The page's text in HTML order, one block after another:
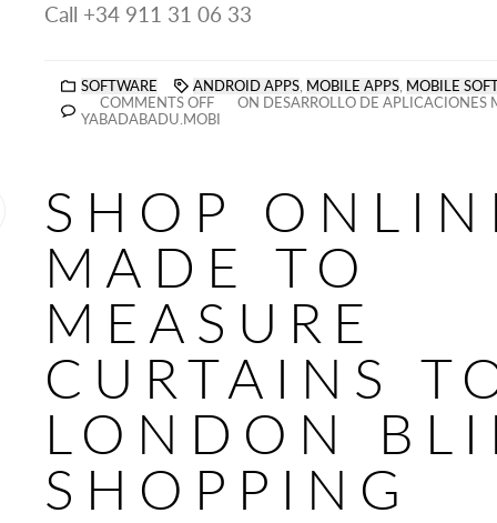
Call +34 911 31 06 33
SOFTWARE ANDROID APPS, MOBILE APPS, MOBILE
COMMENTS OFF
ON DESARROLLO DE APLICACIONES
YABADABADU.MOBI
SHOP
MADE TO
MEASURE
CURTAINS
LONDON
SHOPPING